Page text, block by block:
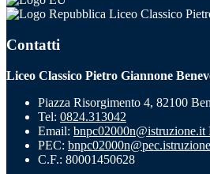
Liceo Classico
Contatti
Liceo Classico Pietro Giannone
Piazza Risorgimento 4, 82100
Tel: 0824.313042
Email: bnpc02000n@istruzione.it
PEC:
C.F.: 80001450628